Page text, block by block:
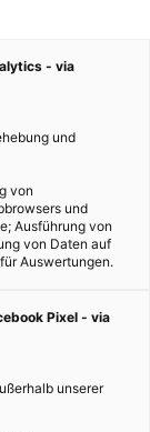
- via
und
von
und
Ausführung von
von Daten auf
Auswertungen.
Pixel - via
unserer